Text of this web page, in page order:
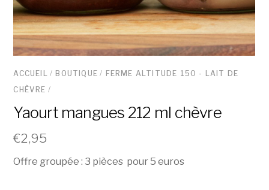
ACCUEIL/ BOUTIQUE / FERME ALTITUDE 150 - LAIT DE
CHÈVRE /
Yaourt mangues 212 ml chèvre
€2,95
Offre groupée : 3 pièces pour 5 euros